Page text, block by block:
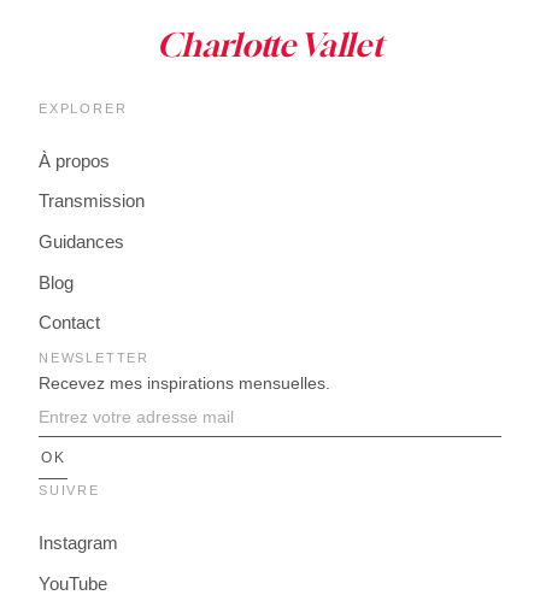
EXPLORER
À propos
Transmission
Guidances
Blog
Contact
NEWSLETTER
Recevez mes inspirations mensuelles.
SUIVRE
Instagram
YouTube